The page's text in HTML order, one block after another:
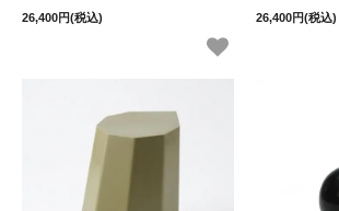
26,400円(税込) 26,400円(税込)